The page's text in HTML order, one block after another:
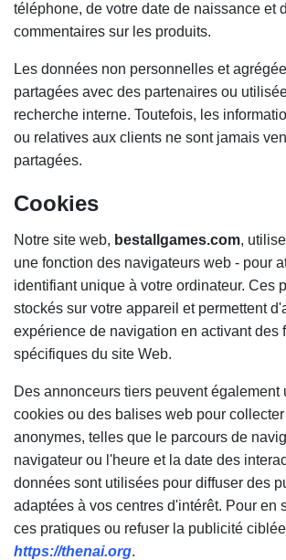
téléphone, de votre date de naissance et
commentaires sur les produits.
Les données non personnelles et
partagées avec des partenaires ou
recherche interne. Toutefois, les
ou relatives aux clients ne sont jamais
partagées.
Cookies
Notre site web, bestallgames.com,
une fonction des navigateurs web - pour
identifiant unique à votre ordinateur. Ces
stockés sur votre appareil et permettent
expérience de navigation en activant des
spécifiques du site Web.
Des annonceurs tiers peuvent également
cookies ou des balises web pour
anonymes, telles que le parcours de
navigateur ou l'heure et la date des
données sont utilisées pour diffuser des
adaptées à vos centres d'intérêt. Pour en
ces pratiques ou refuser la publicité
https://thenai.org.